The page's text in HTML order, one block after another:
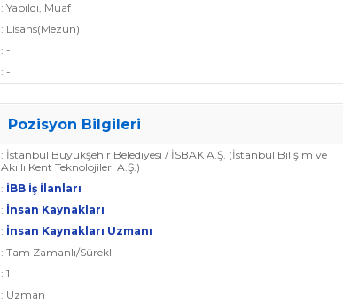
: Yapıldı, Muaf
: Lisans(Mezun)
: -
: -
Pozisyon Bilgileri
: İstanbul Büyükşehir Belediyesi / İSBAK A.Ş. (İstanbul Bilişim ve
Akıllı Kent Teknolojileri A.Ş.)
: İBB İş İlanları
: İnsan Kaynakları
: İnsan Kaynakları Uzmanı
: Tam Zamanlı/Sürekli
: 1
: Uzman